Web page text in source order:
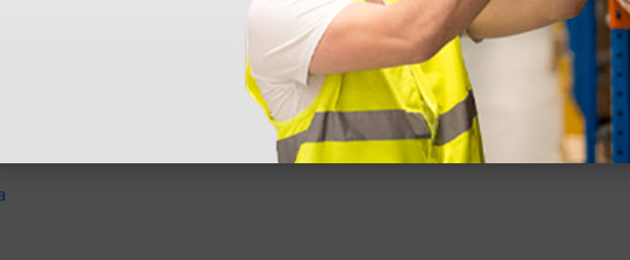
consegnato ma messo in giacenza. Il problema è stato prontamente
modo rapido professionale e immediato. Assistenza super disponibile e